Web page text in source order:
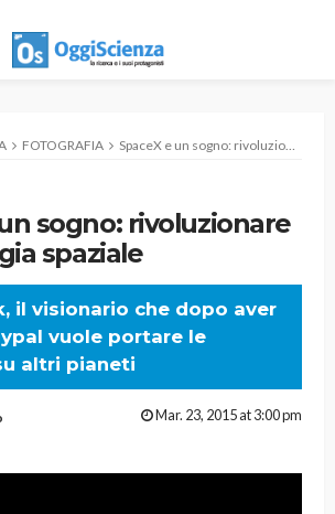
FOTOGRAFIA SpaceX e un sogno: rivoluzionare la tecnologia spaziale
sogno: rivoluzionare
spaziale
il visionario che dopo aver
vuole portare le
altri pianeti
Mar. 23, 2015 at 3:00 pm